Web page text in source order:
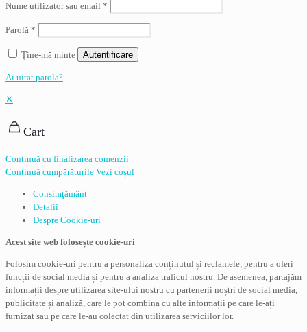
Nume utilizator sau email *
Parolă *
Ține-mă minte Autentificare
Ai uitat parola?
✕
Cart
Continuă cu finalizarea comenzii
Continuă cumpărăturile Vezi coșul
Consimţământ
Detalii
Despre Cookie-uri
Acest site web folosește cookie-uri
Folosim cookie-uri pentru a personaliza conținutul și reclamele, pentru a oferi
funcții de social media și pentru a analiza traficul nostru. De asemenea, partajăm
informații despre utilizarea site-ului nostru cu partenerii noștri de social media,
publicitate și analiză, care le pot combina cu alte informații pe care le-ați
furnizat sau pe care le-au colectat din utilizarea serviciilor lor.